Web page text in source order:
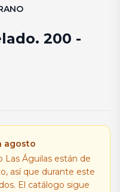
200 -
agosto
Las Águilas están de
así que durante este
El catálogo sigue